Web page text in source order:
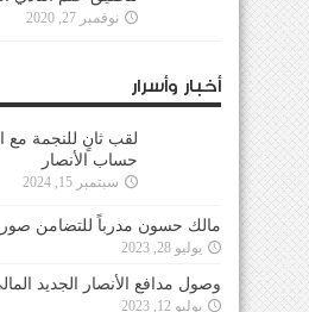
نوفمبر 27, 2020
أخبار وأسرار
لقب ثانٍ للنجمة مع
حساب الأنصار
مالك حسون مدرباً للتضامن صور
يوليو 28, 2023
وصول مدافع الأنصار الجديد
يوليو 12, 2023